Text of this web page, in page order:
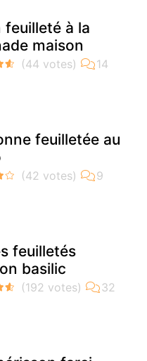
feuilleté à la
maison
feuilletée au
feuilletés
basilic